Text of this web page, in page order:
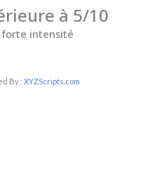
à 5/10
forte intensité
By : XYZScripts.com